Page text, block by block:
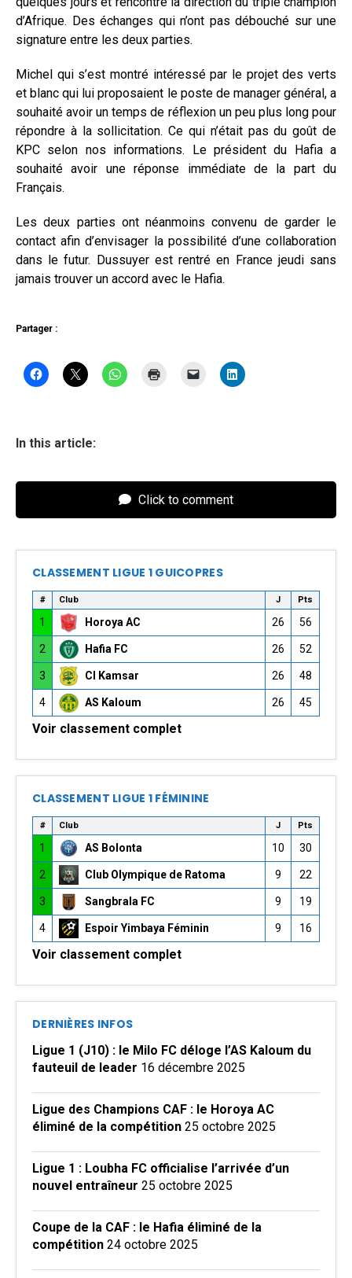
d’Afrique. Des échanges qui n’ont pas débouché sur une
signature entre les deux parties.
Michel qui s’est montré intéressé par le projet des verts
et blanc qui lui proposaient le poste de manager général, a
souhaité avoir un temps de réflexion un peu plus long pour
répondre à la sollicitation. Ce qui n’était pas du goût de
KPC selon nos informations. Le président du Hafia a
souhaité avoir une réponse immédiate de la part du
Français.
Les deux parties ont néanmoins convenu de garder le
contact afin d’envisager la possibilité d’une collaboration
dans le futur. Dussuyer est rentré en France jeudi sans
jamais trouver un accord avec le Hafia.
Partager :
In this article:
Click to comment
CLASSEMENT LIGUE 1 GUICOPRES
# Club J Pts
1 Horoya AC 26 56
2 Hafia FC 26 52
3 CI Kamsar 26 48
4 AS Kaloum 26 45
Voir classement complet
CLASSEMENT LIGUE 1 FÉMININE
# Club J Pts
1 AS Bolonta 10 30
2 Club Olympique de Ratoma 9 22
3 Sangbrala FC 9 19
4 Espoir Yimbaya Féminin 9 16
Voir classement complet
DERNIÈRES INFOS
Ligue 1 (J10) : le Milo FC déloge l’AS Kaloum du
fauteuil de leader 16 décembre 2025
Ligue des Champions CAF : le Horoya AC
éliminé de la compétition 25 octobre 2025
Ligue 1 : Loubha FC officialise l’arrivée d’un
nouvel entraîneur 25 octobre 2025
Coupe de la CAF : le Hafia éliminé de la
compétition 24 octobre 2025